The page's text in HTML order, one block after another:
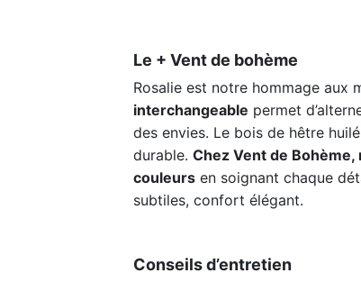
Le + Vent de bohème
Rosalie est notre hommage aux
interchangeable permet
des envies. Le bois de hêtre
durable. Chez Vent de
couleurs en soignant chaque
subtiles, confort élégant.
Conseils d’entretien